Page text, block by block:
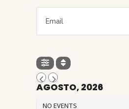
AGOSTO, 2026
NO EVENTS